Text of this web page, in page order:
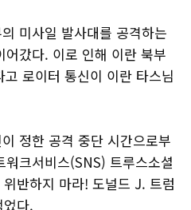
미사일 발사대를 공격하는
갔다. 이로 인해 이란 북부
로이터 통신이 이란 타스님
정한 공격 중단 시간으로부
크서비스(SNS) 트루스소셜
반하지 마라! 도널드 J. 트럼
다.